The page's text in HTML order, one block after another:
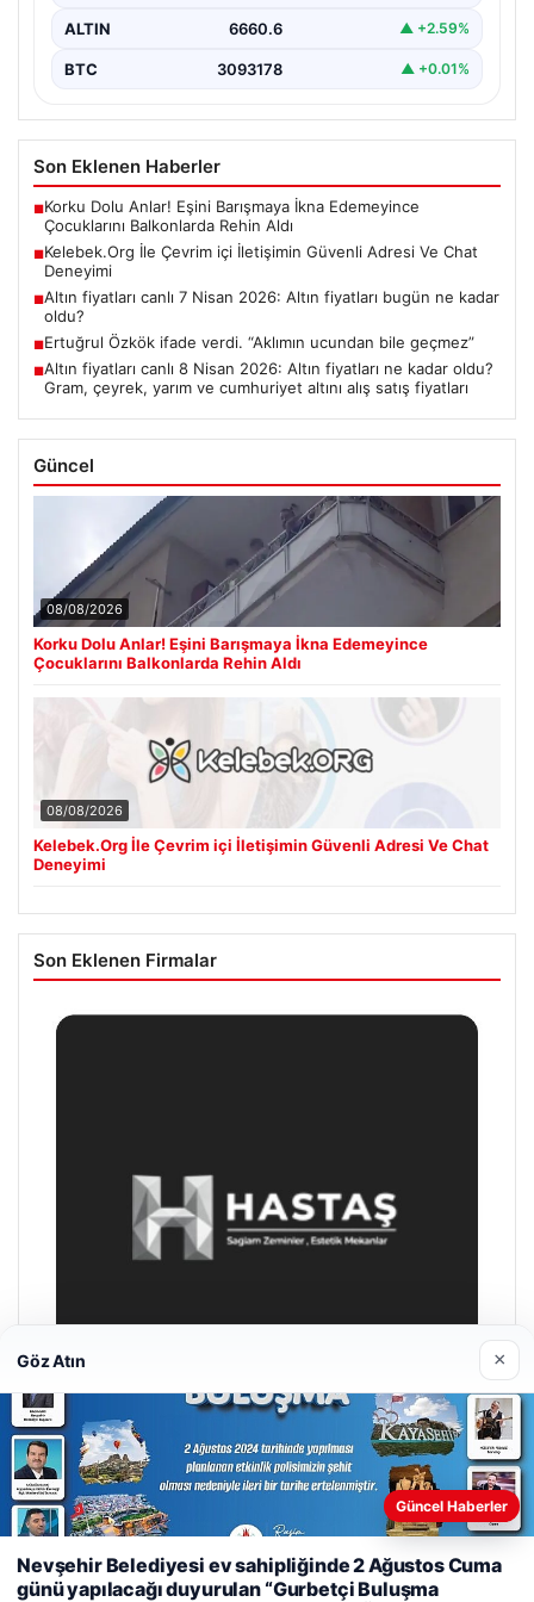
ALTIN 6660.6 ▲ +2.59%
BTC 3093178 ▲ +0.01%
Son Eklenen Haberler
■Korku Dolu Anlar! Eşini Barışmaya İkna Edemeyince
Çocuklarını Balkonlarda Rehin Aldı
■Kelebek.Org İle Çevrim içi İletişimin Güvenli Adresi Ve Chat
Deneyimi
■Altın fiyatları canlı 7 Nisan 2026: Altın fiyatları bugün ne kadar
oldu?
■Ertuğrul Özkök ifade verdi. “Aklımın ucundan bile geçmez”
■Altın fiyatları canlı 8 Nisan 2026: Altın fiyatları ne kadar oldu?
Gram, çeyrek, yarım ve cumhuriyet altını alış satış fiyatları
Güncel
08/08/2026
Korku Dolu Anlar! Eşini Barışmaya İkna Edemeyince
Çocuklarını Balkonlarda Rehin Aldı
08/08/2026
Kelebek.Org İle Çevrim içi İletişimin Güvenli Adresi Ve Chat
Deneyimi
Son Eklenen Firmalar
Hastaş Beton
26/05/2026
deneyiminizi kişiselleştirmek ve geliştirmek amacıyla çerezler
kullanıyoruz.Çerez Politikamız
Göz Atın ×
Güncel Haberler
Nevşehir Belediyesi ev sahipliğinde 2 Ağustos Cuma
günü yapılacağı duyurulan “Gurbetçi Buluşma